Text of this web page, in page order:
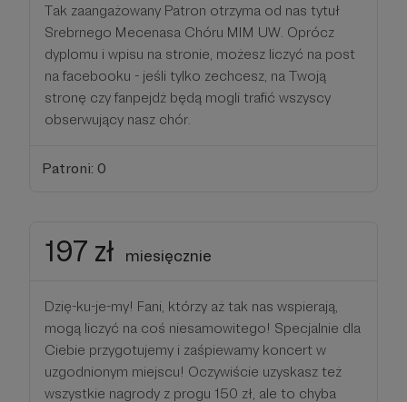
Tak zaangażowany Patron otrzyma od nas tytuł
Srebrnego Mecenasa Chóru MIM UW. Oprócz
dyplomu i wpisu na stronie, możesz liczyć na post
na facebooku - jeśli tylko zechcesz, na Twoją
stronę czy fanpejdż będą mogli trafić wszyscy
obserwujący nasz chór.
Patroni: 0
197 zł miesięcznie
Dzię-ku-je-my! Fani, którzy aż tak nas wspierają,
mogą liczyć na coś niesamowitego! Specjalnie dla
Ciebie przygotujemy i zaśpiewamy koncert w
uzgodnionym miejscu! Oczywiście uzyskasz też
wszystkie nagrody z progu 150 zł, ale to chyba